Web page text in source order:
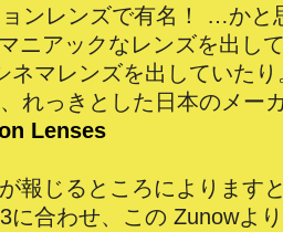
ンレンズで有名！ …かと
ニアックなレンズを出し
ネマレンズを出していた
れっきとした日本のメー
Lenses
報じるところによります
に合わせ、この Zunowよ